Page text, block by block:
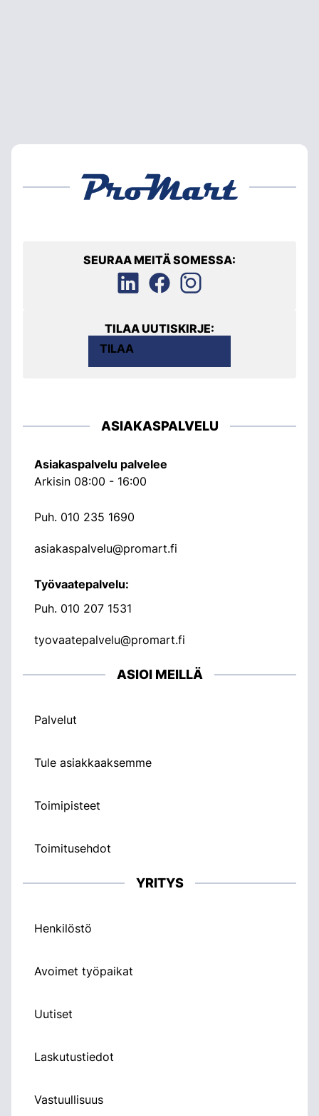
SEURAA MEITÄ SOMESSA:
TILAA UUTISKIRJE:
TILAA
ASIAKASPALVELU
Asiakaspalvelu palvelee
Arkisin 08:00 - 16:00
Puh. 010 235 1690
asiakaspalvelu@promart.fi
Työvaatepalvelu:
Puh. 010 207 1531
tyovaatepalvelu@promart.fi
ASIOI MEILLÄ
Palvelut
Tule asiakkaaksemme
Toimipisteet
Toimitusehdot
YRITYS
Henkilöstö
Avoimet työpaikat
Uutiset
Laskutustiedot
Vastuullisuus